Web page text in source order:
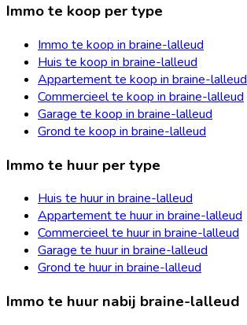
Immo te koop per type
Immo te koop in braine-lalleud
Huis te koop in braine-lalleud
Appartement te koop in braine-lalleud
Commercieel te koop in braine-lalleud
Garage te koop in braine-lalleud
Grond te koop in braine-lalleud
Immo te huur per type
Huis te huur in braine-lalleud
Appartement te huur in braine-lalleud
Commercieel te huur in braine-lalleud
Garage te huur in braine-lalleud
Grond te huur in braine-lalleud
Immo te huur nabij braine-lalleud